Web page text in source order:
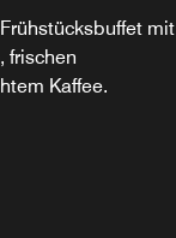
mit
frischen
Kaffee.
Weine und
Now Bar
des
und
um die Uhr